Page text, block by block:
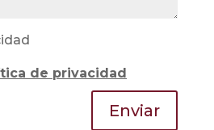
de privacidad
Enviar